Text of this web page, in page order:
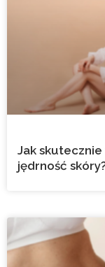
Jak
jędrność